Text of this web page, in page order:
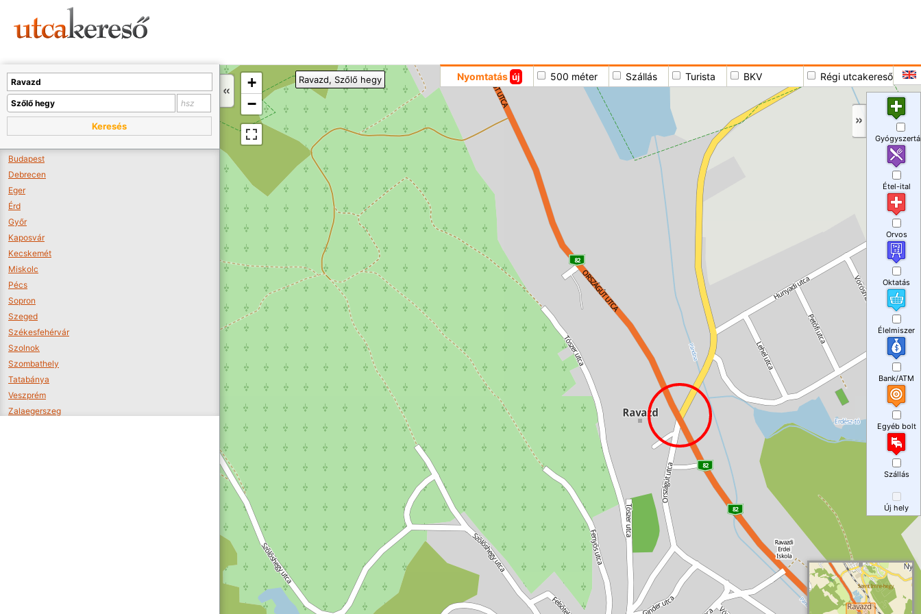
+
−
Nyomtatás új 500 méter Szállás Turista BKV Régi utcakereső
Ravazd, Szőlő hegy
Keresés
Budapest
Debrecen
Eger
Érd
Győr
Kaposvár
Kecskemét
Miskolc
Pécs
Sopron
Szeged
Székesfehérvár
Szolnok
Szombathely
Tatabánya
Veszprém
Zalaegerszeg
Étel-ital
Orvos
Oktatás
Élelmiszer
Bank/ATM
Egyéb bolt
Szállás
Új hely
A térképet kicsinyíteni kell, hogy látszódjanak a boltok.
Boltok látszódjanak >>